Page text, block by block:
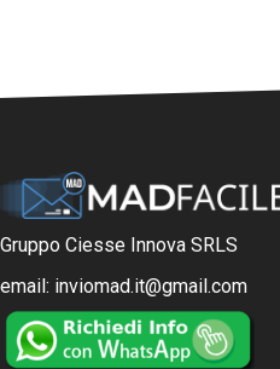
Gruppo Ciesse Innova SRLS
email: inviomad.it@gmail.com